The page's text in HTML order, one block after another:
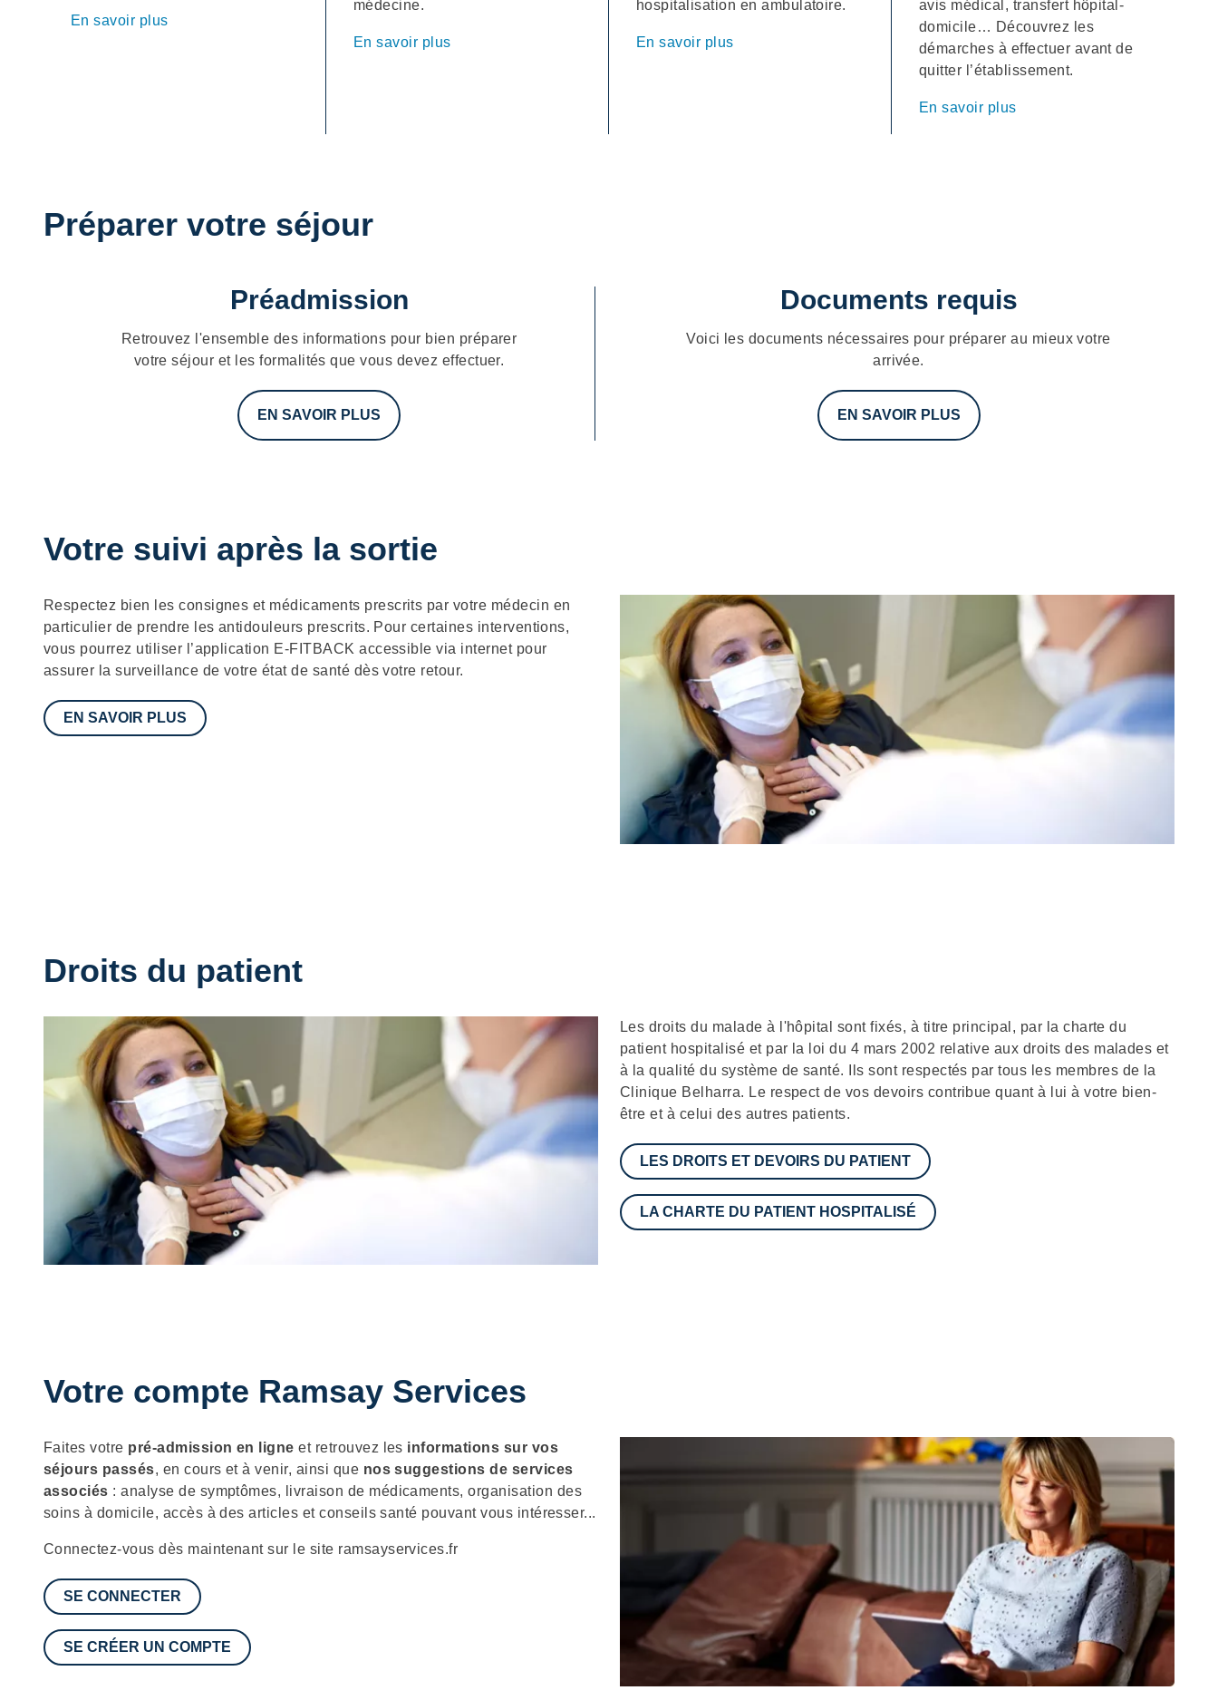
En savoir plus
médecine.
En savoir plus
hospitalisation en ambulatoire.
En savoir plus
avis médical, transfert hôpital-
domicile… Découvrez les
démarches à effectuer avant de
quitter l’établissement.
En savoir plus
Préparer votre séjour
Préadmission
Retrouvez l'ensemble des informations pour bien préparer
votre séjour et les formalités que vous devez effectuer.
EN SAVOIR PLUS
Documents requis
Voici les documents nécessaires pour préparer au mieux votre
arrivée.
EN SAVOIR PLUS
Votre suivi après la sortie
Description
Respectez bien les consignes et médicaments prescrits par votre médecin en
particulier de prendre les antidouleurs prescrits. Pour certaines interventions,
vous pourrez utiliser l’application E-FITBACK accessible via internet pour
assurer la surveillance de votre état de santé dès votre retour.
EN SAVOIR PLUS
Droits du patient
Description
Les droits du malade à l'hôpital sont fixés, à titre principal, par la charte du
patient hospitalisé et par la loi du 4 mars 2002 relative aux droits des malades et
à la qualité du système de santé. Ils sont respectés par tous les membres de la
Clinique Belharra. Le respect de vos devoirs contribue quant à lui à votre bien-
être et à celui des autres patients.
LES DROITS ET DEVOIRS DU PATIENT
LA CHARTE DU PATIENT HOSPITALISÉ
Votre compte Ramsay Services
Description
Faites votre pré-admission en ligneet retrouvez les informations sur vos
séjours passés, en cours et à venir, ainsi que nos suggestions de services
associés : analyse de symptômes, livraison de médicaments, organisation des
soins à domicile, accès à des articles et conseils santé pouvant vous intéresser...
Connectez-vous dès maintenant sur le site ramsayservices.fr
SE CONNECTER
SE CRÉER UN COMPTE